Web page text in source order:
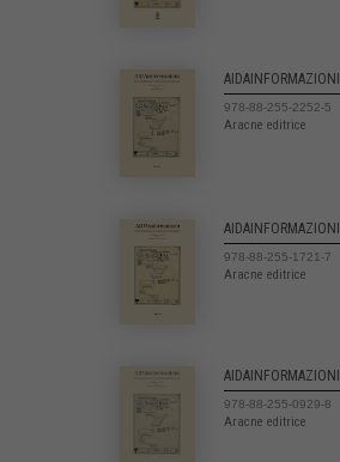
AIDAINFORMAZIONI
978-88-255-2252-5
Aracne editrice
AIDAINFORMAZIONI
978-88-255-1721-7
Aracne editrice
AIDAINFORMAZIONI
978-88-255-0929-8
Aracne editrice